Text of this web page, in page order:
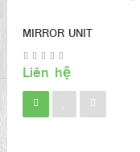
MIRROR UNIT
Liên hệ